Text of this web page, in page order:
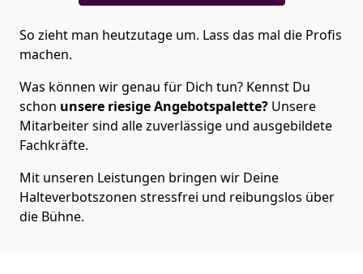
So zieht man heutzutage um. Lass das mal die Profis
machen.
Was können wir genau für Dich tun? Kennst Du
schon unsere riesige Angebotspalette? Unsere
Mitarbeiter sind alle zuverlässige und ausgebildete
Fachkräfte.
Mit unseren Leistungen bringen wir Deine
Halteverbotszonen stressfrei und reibungslos über
die Bühne.